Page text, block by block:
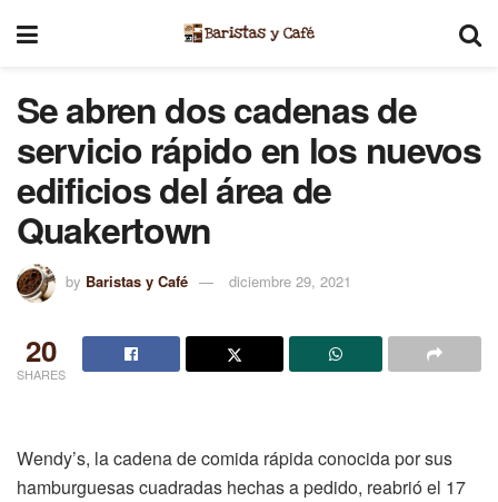
Se abren dos cadenas de
servicio rápido en los nuevos
edificios del área de
Quakertown
by Baristas y Café diciembre 29, 2021
20
SHARES
Wendy’s, la cadena de comida rápida conocida por sus
hamburguesas cuadradas hechas a pedido, reabrió el 17